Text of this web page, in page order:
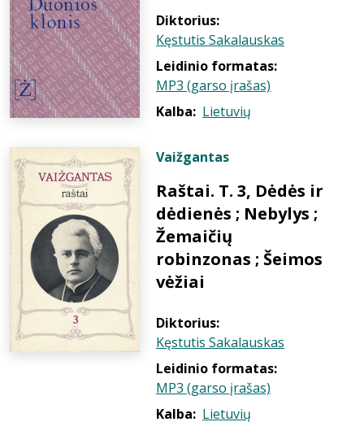
Diktorius:
Kęstutis Sakalauskas
Leidinio formatas:
MP3 (garso įrašas)
Kalba: Lietuvių
Vaižgantas
Raštai. T. 3, Dėdės ir
dėdienės ; Nebylys ;
Žemaičių
robinzonas ; Šeimos
vėžiai
Diktorius:
Kęstutis Sakalauskas
Leidinio formatas:
MP3 (garso įrašas)
Kalba: Lietuvių